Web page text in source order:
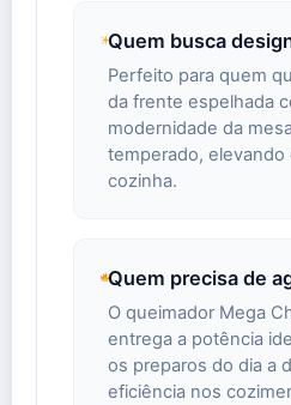
Quem busca
Perfeito para quem
da frente espelhada
modernidade da
temperado, elevando
cozinha.
Quem precisa de
O queimador Mega
entrega a potência
os preparos do dia a
eficiência nos